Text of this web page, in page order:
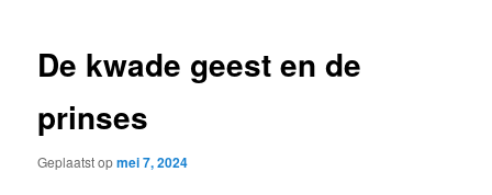
De kwade geest en de
prinses
Geplaatst opmei 7, 2024